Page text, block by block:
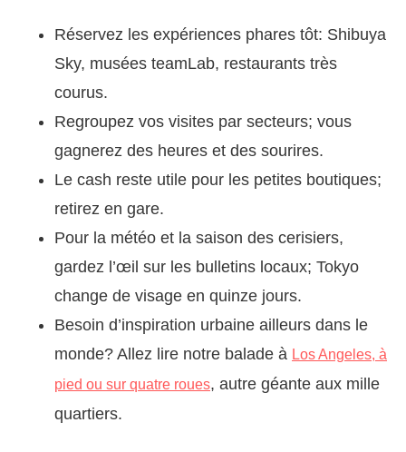
Réservez les expériences phares tôt: Shibuya
Sky, musées teamLab, restaurants très
courus.
Regroupez vos visites par secteurs; vous
gagnerez des heures et des sourires.
Le cash reste utile pour les petites boutiques;
retirez en gare.
Pour la météo et la saison des cerisiers,
gardez l’œil sur les bulletins locaux; Tokyo
change de visage en quinze jours.
Besoin d’inspiration urbaine ailleurs dans le
monde? Allez lire notre balade à Los Angeles, à
pied ou sur quatre roues, autre géante aux mille
quartiers.